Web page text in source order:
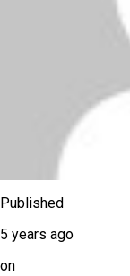
Published
5 years ago
on